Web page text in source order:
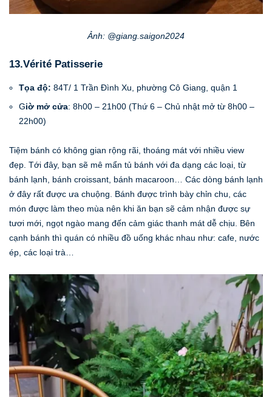
Ảnh: @giang.saigon2024
13.Vérité Patisserie
Tọa độ: 84T/ 1 Trần Đình Xu, phường Cô Giang, quận 1
Giờ mở cửa: 8h00 – 21h00 (Thứ 6 – Chủ nhật mở từ 8h00 –
22h00)
Tiệm bánh có không gian rộng rãi, thoáng mát với nhiều view
đẹp. Tới đây, bạn sẽ mê mẩn tủ bánh với đa dạng các loại, từ
bánh lạnh, bánh croissant, bánh macaroon… Các dòng bánh lạnh
ở đây rất được ưa chuộng. Bánh được trình bày chỉn chu, các
món được làm theo mùa nên khi ăn bạn sẽ cảm nhận được sự
tươi mới, ngọt ngào mang đến cảm giác thanh mát dễ chịu. Bên
cạnh bánh thì quán có nhiều đồ uống khác nhau như: cafe, nước
ép, các loại trà…